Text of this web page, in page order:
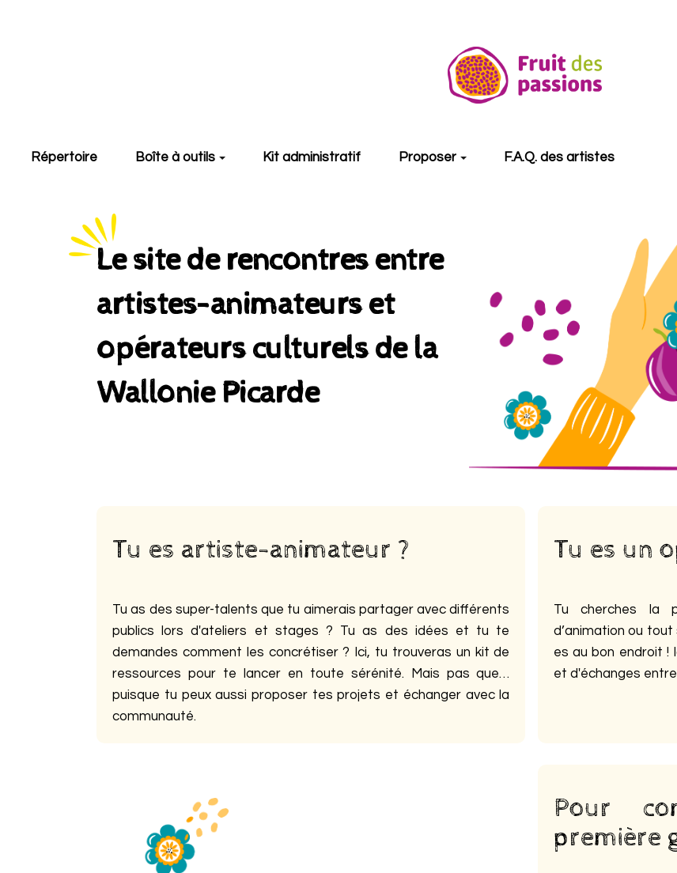
Répertoire Boîte à outils Kit administratif Proposer F.A.Q. des artistes
Le site de rencontres entre
artistes-animateurs et
opérateurs culturels de la
Wallonie Picarde
Tu es artiste-animateur ?
Tu as des super-talents que tu aimerais partager avec différents
publics lors d'ateliers et stages ? Tu as des idées et tu te
demandes comment les concrétiser ? Ici, tu trouveras un kit de
ressources pour te lancer en toute sérénité. Mais pas que…
puisque tu peux aussi proposer tes projets et échanger avec la
communauté.
Tu es un
Tu cherches la
d’animation ou
es au bon endroit !
et d'échanges
Pour
première